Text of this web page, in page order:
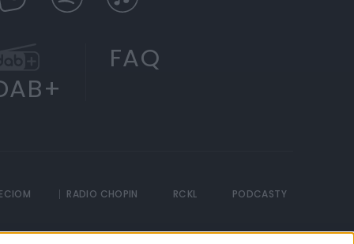
FAQ
RADIO CHOPIN RCKL PODCASTY